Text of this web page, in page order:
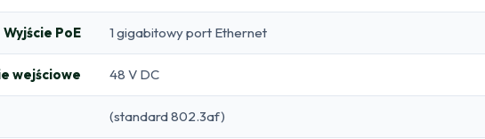
Wyjście PoE 1 gigabitowy port Ethernet
wejściowe 48 V DC
(standard 802.3af)